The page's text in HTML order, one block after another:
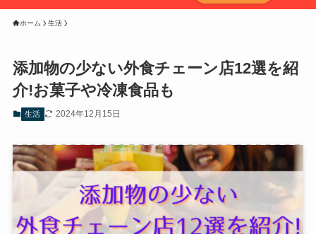
ホーム 生活
添加物の少ない外食チェーン店12選を紹
介!お菓子や冷凍食品も
生活 2024年12月15日